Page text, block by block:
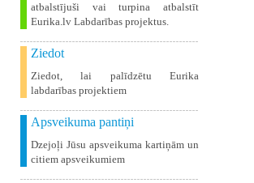
atbalstījuši vai turpina atbalstīt
Eurika.lv Labdarības projektus.
Ziedot
Ziedot, lai palīdzētu Eurika
labdarības projektiem
Apsveikuma pantiņi
Dzejoļi Jūsu apsveikuma kartiņām un
citiem apsveikumiem